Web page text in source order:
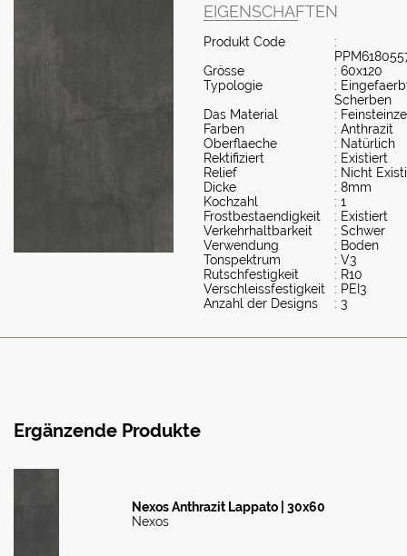
EIGENSCHAFTEN
Produkt Code
:
Grösse
: 60x120
Typologie
:
Scherben
Das Material
:
Farben
: Anthrazit
Oberflaeche
: Natürlich
Rektifiziert
: Existiert
Relief
: Nicht
Dicke
: 8mm
Kochzahl
: 1
Frostbestaendigkeit
: Existiert
Verkehrhaltbarkeit
: Schwer
Verwendung
: Boden
Tonspektrum
: V3
Rutschfestigkeit
: R10
Verschleissfestigkeit
: PEI3
Anzahl der Designs
: 3
Ergänzende Produkte
Nexos Anthrazit Lappato | 30x60
Nexos